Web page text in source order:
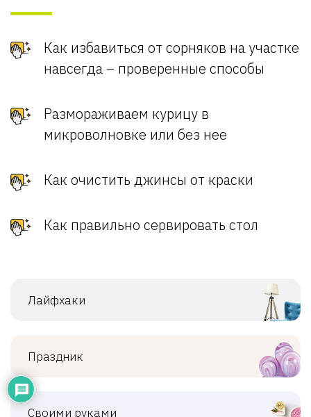
Как избавиться от сорняков на участке
навсегда – проверенные способы
Размораживаем курицу в
микроволновке или без нее
Как очистить джинсы от краски
Как правильно сервировать стол
Лайфхаки
Праздник
Своими руками